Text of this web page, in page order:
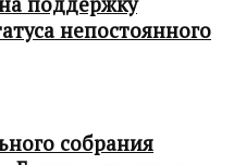
непостоянного
собрания